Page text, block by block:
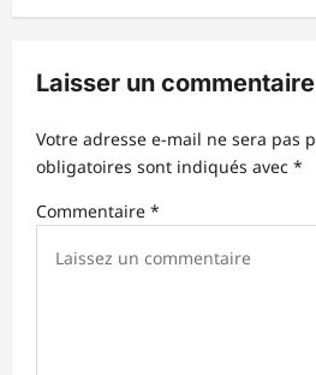
t
o
n
d
’
Laisser un commentaire
Votre adresse e-mail ne sera pas
obligatoires sont indiqués avec *
Commentaire *